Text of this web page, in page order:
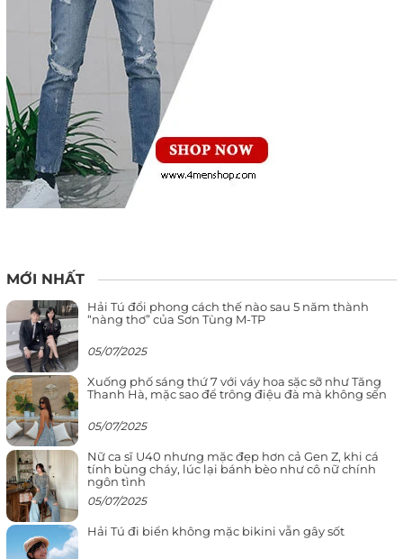
MỚI NHẤT
Hải Tú đổi phong cách thế nào sau 5 năm thành
“nàng thơ” của Sơn Tùng M-TP
05/07/2025
Xuống phố sáng thứ 7 với váy hoa sặc sỡ như Tăng
Thanh Hà, mặc sao để trông điệu đà mà không sến
05/07/2025
Nữ ca sĩ U40 nhưng mặc đẹp hơn cả Gen Z, khi cá
tính bùng cháy, lúc lại bánh bèo như cô nữ chính
ngôn tình
05/07/2025
Hải Tú đi biển không mặc bikini vẫn gây sốt